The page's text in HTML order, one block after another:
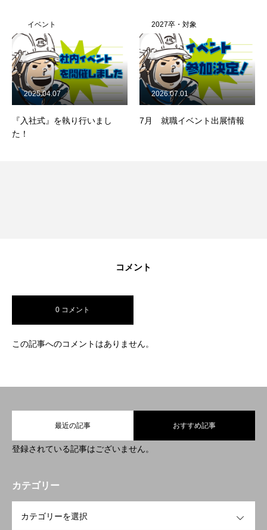
イベント
『入社式』を執り行いまし
た！
2025.04.07
2027卒・対象
7月 就職イベント出展情報
2026.07.01
コメント
0 コメント
この記事へのコメントはありません。
最近の記事 おすすめ記事
登録されている記事はございません。
カテゴリー